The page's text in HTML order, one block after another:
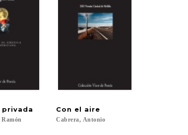
privada
Ramón
Con el aire
Cabrera, Antonio